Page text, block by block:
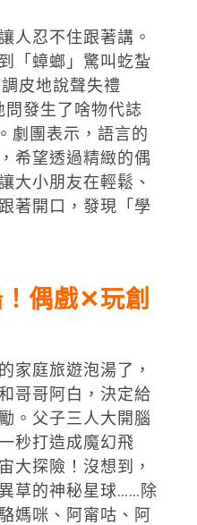
人忍不住跟著講。
「蟑螂」驚叫虼蚻
皮地說聲失禮
問發生了啥物代誌
劇團表示，語言的
希望透過精緻的偶
大小朋友在輕鬆、
著開口，發現「學
偶戲✕玩創
家庭旅遊泡湯了，
哥哥阿白， 決定給
。父子三人大開腦
秒打造成魔幻飛
大探險！沒想到，
草的神秘星球……除
駱媽咪、阿甯咕、阿